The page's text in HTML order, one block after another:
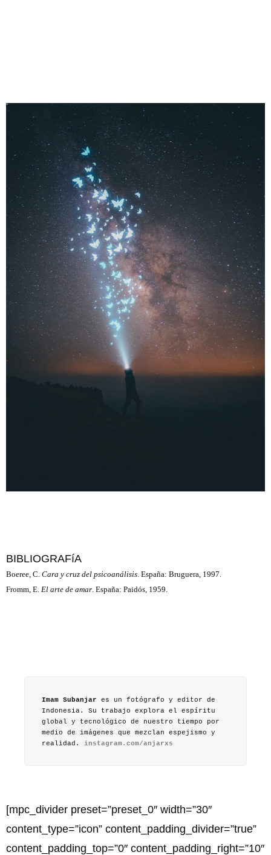
BIBLIOGRAFíA
Boeree, C. Cara y cruz del psicoanálisis . España: Bruguera, 1997.
Fromm, E. El arte de amar . España: Paidós, 1959.
Imam Subanjar es un fotógrafo y editor de
Indonesia. Su trabajo explora el espíritu
global y tecnológico de nuestro tiempo por
medio de imágenes que mezclan espejismo y
realidad. instagram.com/anjarxs
[mpc_divider preset=”preset_0″ width=”30″
content_type=”icon” content_padding_divider=”true”
content_padding_top=”0″ content_padding_right=”10″